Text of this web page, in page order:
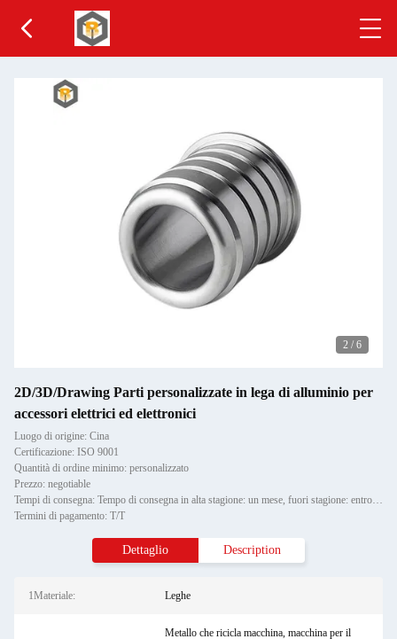
2 / 6
2D/3D/Drawing Parti personalizzate in lega di alluminio per
accessori elettrici ed elettronici
Luogo di origine: Cina
Certificazione: ISO 9001
Quantità di ordine minimo: personalizzato
Prezzo: negotiable
Tempi di consegna: Tempo di consegna in alta stagione: un mese, fuori stagione: entro 15 giorni lavorativi
Termini di pagamento: T/T
Dettaglio Description
1Materiale: Leghe
Metallo che ricicla macchina, macchina per il